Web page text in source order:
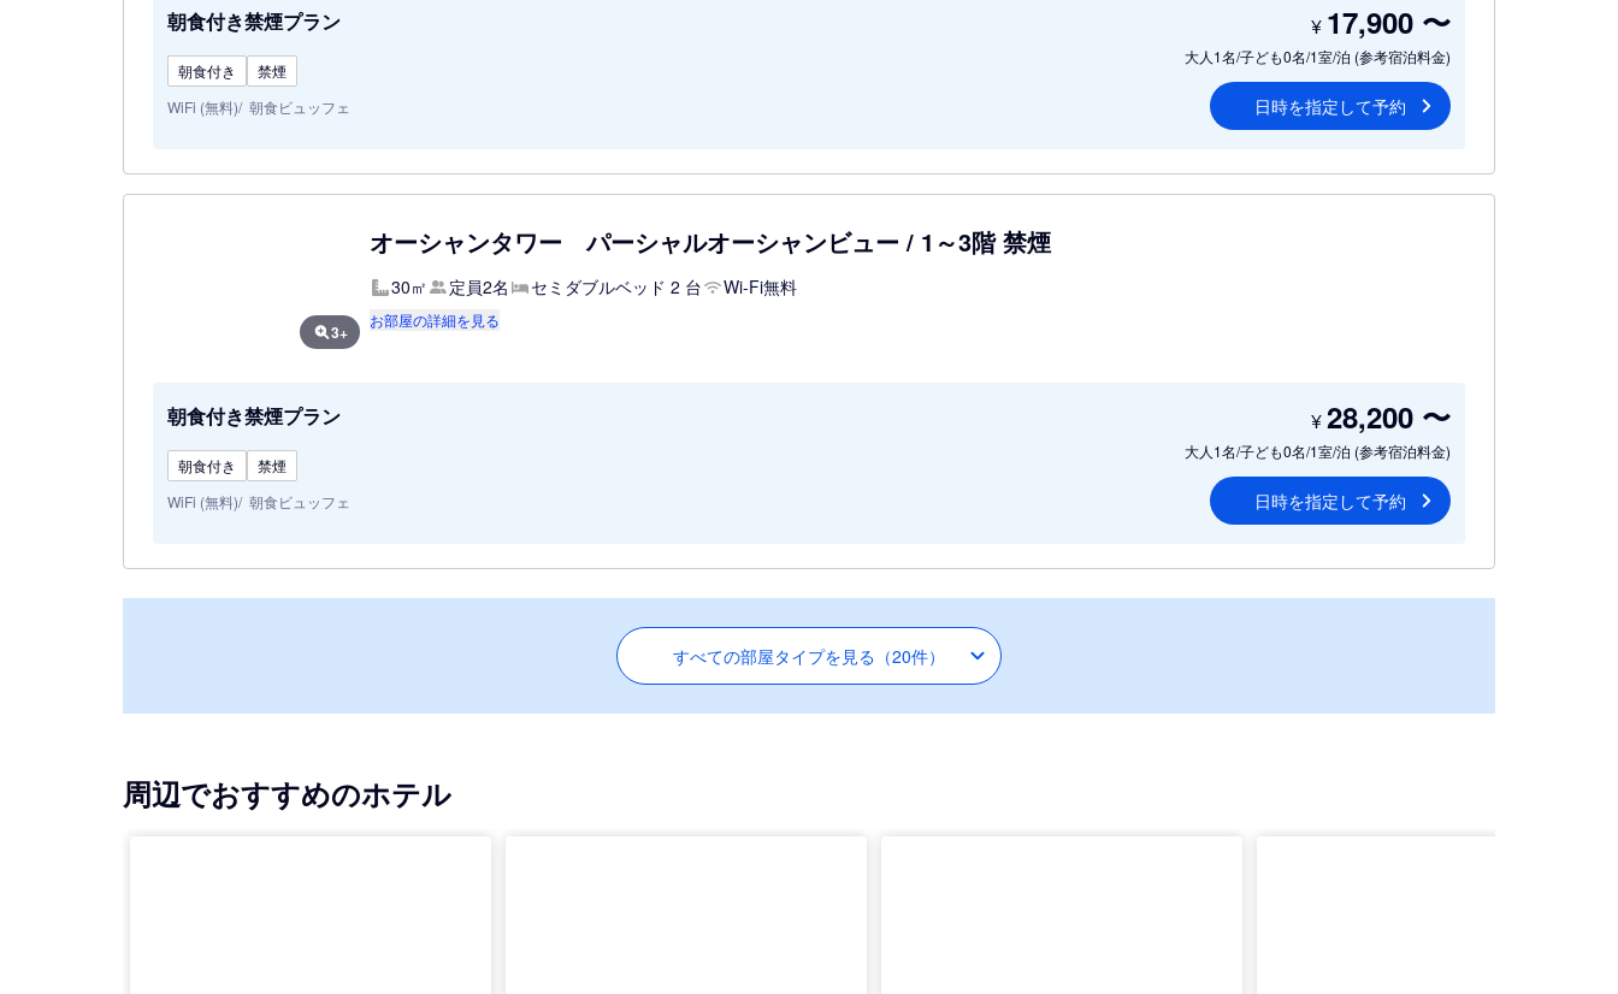
朝食付き禁煙プラン
朝食付き
禁煙
WiFi (無料) 朝食ビュッフェ
大人1名/子ども0名/1室/泊 (参考宿泊料金)
¥ 17,900 〜
日時を指定して予約
3+
オーシャンタワー パーシャルオーシャンビュー / 1～3階 禁煙
30㎡ 定員2名 セミダブルベッド 2 台 Wi-Fi無料
お部屋の詳細を見る
朝食付き禁煙プラン
朝食付き
禁煙
WiFi (無料) 朝食ビュッフェ
大人1名/子ども0名/1室/泊 (参考宿泊料金)
¥28,200 〜
日時を指定して予約
すべての部屋タイプを見る（20件）
周辺でおすすめのホテル